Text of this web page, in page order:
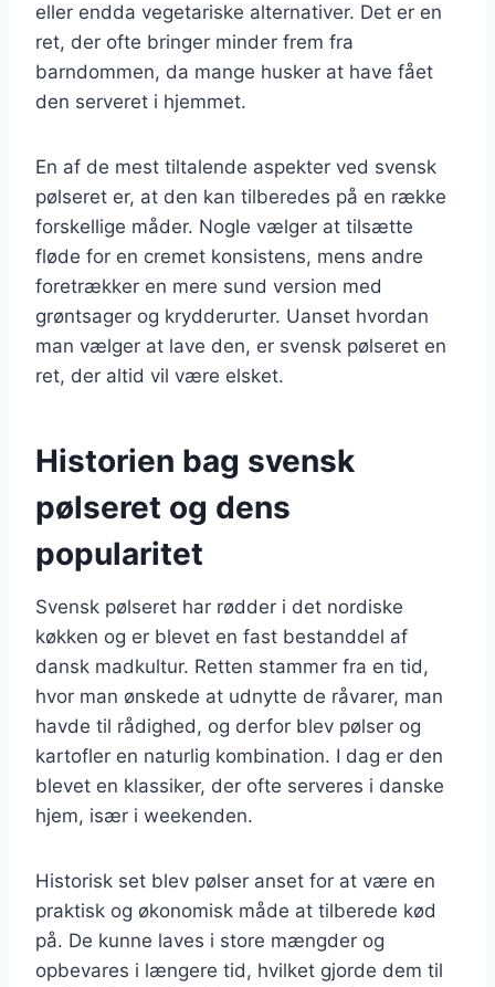
eller endda vegetariske alternativer. Det er en
ret, der ofte bringer minder frem fra
barndommen, da mange husker at have fået
den serveret i hjemmet.
En af de mest tiltalende aspekter ved svensk
pølseret er, at den kan tilberedes på en række
forskellige måder. Nogle vælger at tilsætte
fløde for en cremet konsistens, mens andre
foretrækker en mere sund version med
grøntsager og krydderurter. Uanset hvordan
man vælger at lave den, er svensk pølseret en
ret, der altid vil være elsket.
Historien bag svensk
pølseret og dens
popularitet
Svensk pølseret har rødder i det nordiske
køkken og er blevet en fast bestanddel af
dansk madkultur. Retten stammer fra en tid,
hvor man ønskede at udnytte de råvarer, man
havde til rådighed, og derfor blev pølser og
kartofler en naturlig kombination. I dag er den
blevet en klassiker, der ofte serveres i danske
hjem, især i weekenden.
Historisk set blev pølser anset for at være en
praktisk og økonomisk måde at tilberede kød
på. De kunne laves i store mængder og
opbevares i længere tid, hvilket gjorde dem til